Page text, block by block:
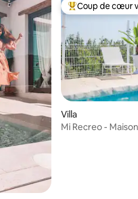
: 5 sur 5
Coups de cœur
Coup de cœur
Villa
Mi Recreo -